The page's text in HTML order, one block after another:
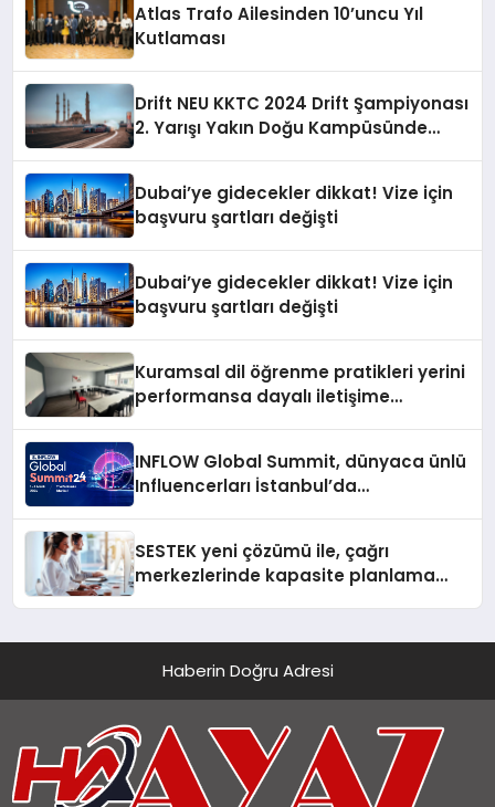
Atlas Trafo Ailesinden 10’uncu Yıl
Kutlaması
Drift NEU KKTC 2024 Drift Şampiyonası
2. Yarışı Yakın Doğu Kampüsünde
Dubai’ye gidecekler dikkat! Vize için
başvuru şartları değişti
Dubai’ye gidecekler dikkat! Vize için
başvuru şartları değişti
Kuramsal dil öğrenme pratikleri yerini
performansa dayalı iletişime
INFLOW Global Summit, dünyaca ünlü
Influencerları İstanbul’da
SESTEK yeni çözümü ile, çağrı
merkezlerinde kapasite planlama
Haberin Doğru Adresi